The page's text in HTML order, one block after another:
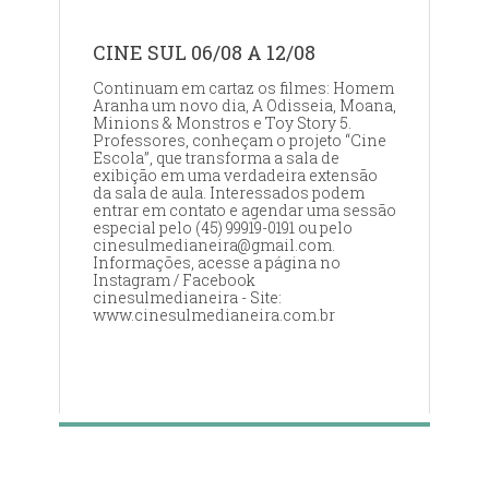
CINE SUL 06/08 A 12/08
Continuam em cartaz os filmes: Homem
Aranha um novo dia, A Odisseia, Moana,
Minions & Monstros e Toy Story 5.
Professores, conheçam o projeto “Cine
Escola”, que transforma a sala de
exibição em uma verdadeira extensão
da sala de aula. Interessados podem
entrar em contato e agendar uma sessão
especial pelo (45) 99919-0191 ou pelo
cinesulmedianeira@gmail.com.
Informações, acesse a página no
Instagram / Facebook
cinesulmedianeira - Site:
www.cinesulmedianeira.com.br